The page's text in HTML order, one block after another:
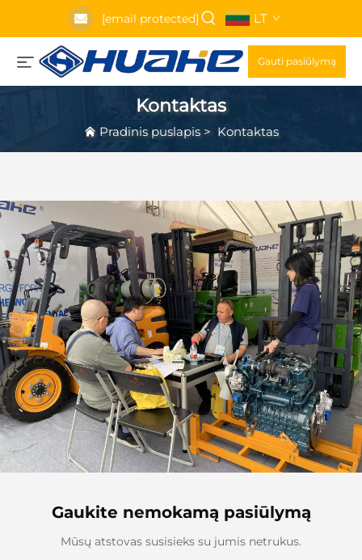
[email protected] LT
Gauti pasiūlymą
Kontaktas
Pradinis puslapis> Kontaktas
Gaukite nemokamą pasiūlymą
Mūsų atstovas susisieks su jumis netrukus.